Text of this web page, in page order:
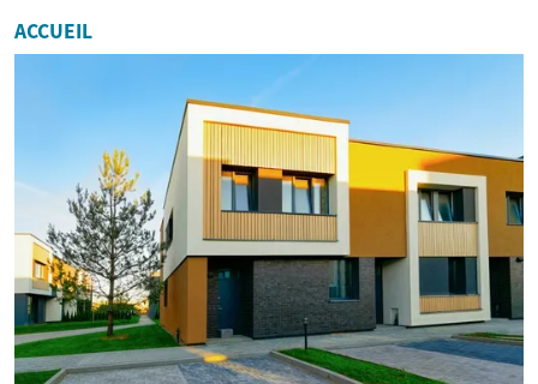
ACCUEIL